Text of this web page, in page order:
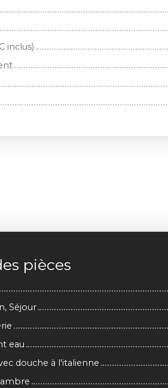
inclus)
pièces
Séjour
eau
douche à l'italienne